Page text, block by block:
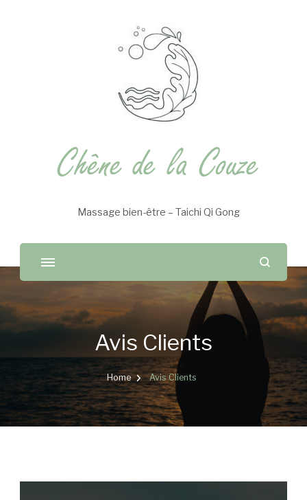
Chêne de la Couze
Massage bien-être – Taichi Qi Gong
Avis Clients
Home Avis Clients